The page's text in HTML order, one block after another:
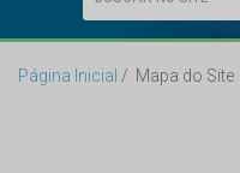
Página Inicial Mapa do Site